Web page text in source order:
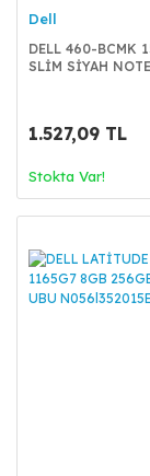
Dell
DELL 460-BCMK
SLİM SİYAH
1.527,09 TL
Stokta Var!